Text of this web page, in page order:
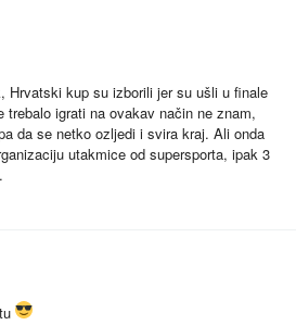
Hrvatski kup su izborili jer su ušli u finale
igrati na ovakav način ne znam,
da se netko ozljedi i svira kraj. Ali onda
utakmice od supersporta, ipak 3